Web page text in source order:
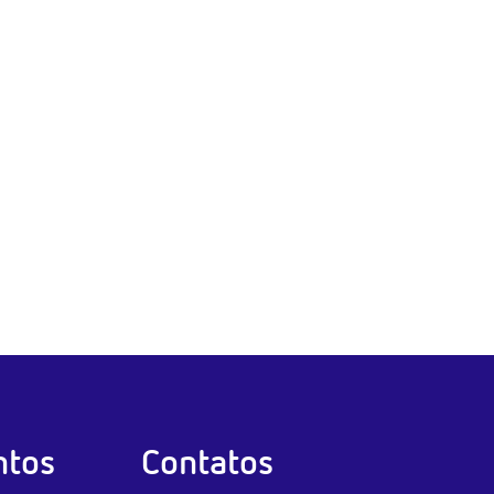
Contatos